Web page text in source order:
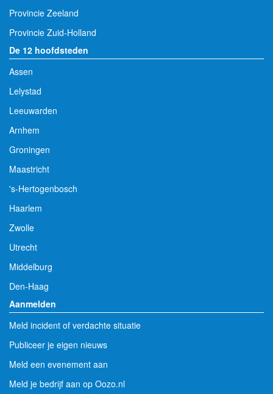
Provincie Zeeland
Provincie Zuid-Holland
De 12 hoofdsteden
Assen
Lelystad
Leeuwarden
Arnhem
Groningen
Maastricht
's-Hertogenbosch
Haarlem
Zwolle
Utrecht
Middelburg
Den-Haag
Aanmelden
Meld incident of verdachte situatie
Publiceer je eigen nieuws
Meld een evenement aan
Meld je bedrijf aan op Oozo.nl